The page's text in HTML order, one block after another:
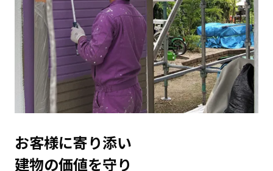
お客様に寄り添い
建物の価値を守り